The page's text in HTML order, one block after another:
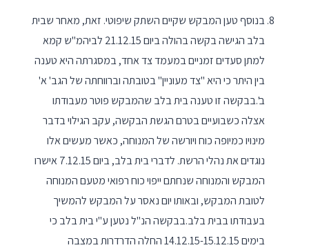
בנוסף טען המבקש שקיים השתק שיפוטי. זאת, מאחר שבית
בלב הגישה בקשה בהולה ביום 21.12.15 לביהמ"ש קמא
למתן סעדים זמניים במעמד צד אחד, במסגרתה היא טענה
בין היתר כי היא "צד מעוניין" בטובתה וברווחתה של הגב' א'
ב'.בבקשה זו טענה בית בלב שהמבקש פוטר מעבודתו
אצלה כשבועיים בטרם הגשת הבקשה, עקב הגילוי בדבר
מינויו כמיופה כוח ויורשה של המנוחה, כאשר מעשים אלו
נוגדים את נהלי הרשת. לדברי בית בלב, ביום 7.12.15 אישרו
המבקש והמנוחה שנחתם ייפוי כוח רפואי מטעם המנוחה
לטובת המבקש, ובאותו יום נאסר על המבקש להמשיך
בעבודתו בבית בלב.בבקשה הנ"ל נטען ע"י בית בלב כי
בימים 14.12.15-15.12.15 החלה הדרדרות במצבה